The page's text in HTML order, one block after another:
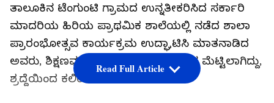
ತಾಲೂಕಿನ ಟೆಂಗುಂಟಿ ಗ್ರಾಮದ ಉನ್ನತೀಕರಿಸಿದ ಸರ್ಕಾರಿ
ಮಾದರಿಯ ಹಿರಿಯ ಪ್ರಾಥಮಿಕ ಶಾಲೆಯಲ್ಲಿ ನಡೆದ ಶಾಲಾ
ಪ್ರಾರಂಭೋತ್ಸವ ಕಾರ್ಯಕ್ರಮ ಉದ್ಘಾಟಿಸಿ ಮಾತನಾಡಿದ
ಅವರು, ಶಿಕ್ಷಣವು ಮಕ್ಕಳ ಜೀವನದ ಯಶಸ್ಸಿನ ಮೆಟ್ಟಿಲಾಗಿದ್ದು,
ಶ್ರದ್ದೆಯಿಂದ ಕಲಿಯಬೇಕು ಎಂದರು.
Read Full Article